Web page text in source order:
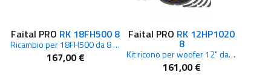
Faital PRO RK 18FH500 8
Ricambio per 18FH500 da 8 ohm
167,00 €
Faital PRO RK 12HP1020
8
Kit ricono per woofer 12" da 8ohm
161,00 €